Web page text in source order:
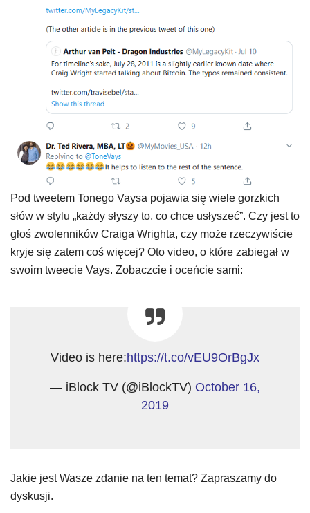
Pod tweetem Tonego Vaysa pojawia się wiele gorzkich
słów w stylu „każdy słyszy to, co chce usłyszeć”. Czy jest to
głoś zwolenników Craiga Wrighta, czy może rzeczywiście
kryje się zatem coś więcej? Oto video, o które zabiegał w
swoim tweecie Vays. Zobaczcie i oceńcie sami:
Video is here:https://t.co/vEU9OrBgJx
— iBlock TV (@iBlockTV) October 16,
2019
Jakie jest Wasze zdanie na ten temat? Zapraszamy do
dyskusji.